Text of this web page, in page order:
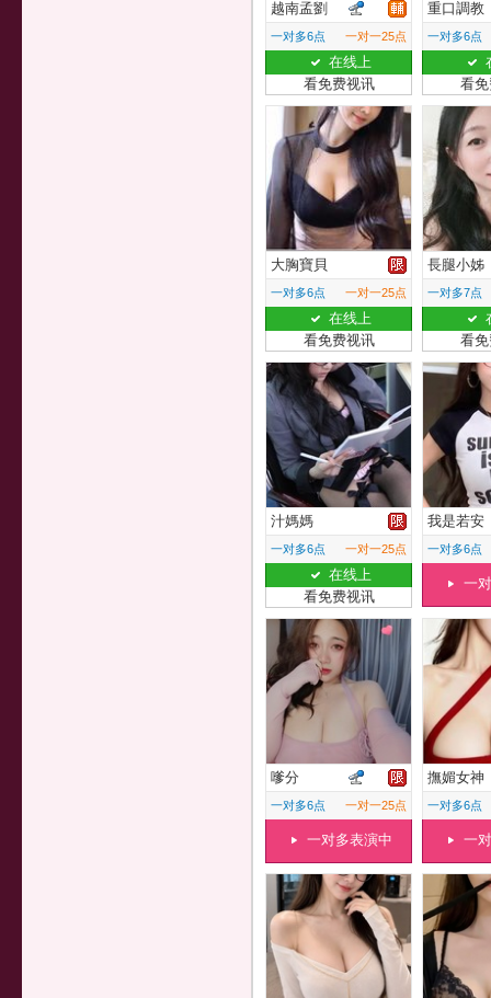
越南孟劉
一对多6点 一对一25点
在线上
看免费视讯
重口調教
一对多6点
看
大胸寶貝
一对多6点 一对一25点
在线上
看免费视讯
長腿小姊
一对多7点
看
汁媽媽
一对多6点 一对一25点
在线上
看免费视讯
我是若安
一对多6点
一
嗲分
一对多6点 一对一25点
一对多表演中
撫媚女神
一对多6点
一